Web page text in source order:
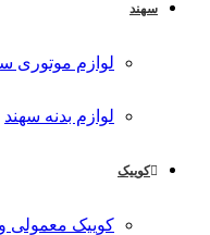
سهند
لوازم موتوری
لوازم بدنه سهند
کوییک
کوییک معمولی و R